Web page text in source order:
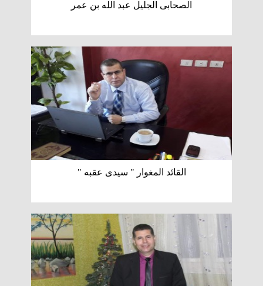
الصحابى الجليل عبد الله بن عمر
القائد المغوار " سيدى عقبه "